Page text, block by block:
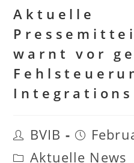
Aktuelle
warnt vor
Beitrags-
Autor:
BVIB
Beitrag
Beitrags-
Aktuelle News